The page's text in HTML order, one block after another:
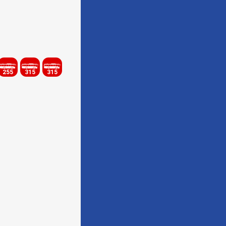
255 315 315